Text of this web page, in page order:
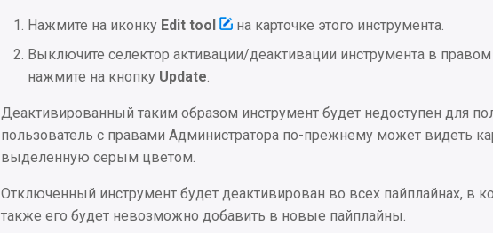
Нажмите на иконку Edit tool
на карточке этого инструмента.
Выключите селектор активации/деактивации инструмента в
нажмите на кнопку Update
Деактивированный таким образом инструмент будет недоступен для
пользователь с правами Администратора по-прежнему может видеть
выделенную серым цветом.
Отключенный инструмент будет деактивирован во всех пайплайнах, в
также его будет невозможно добавить в новые пайплайны.